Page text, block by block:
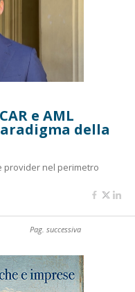
e AML
della
provider nel perimetro
Pag. successiva